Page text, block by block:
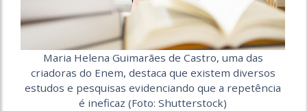
Maria Helena Guimarães de Castro, uma das
criadoras do Enem, destaca que existem diversos
estudos e pesquisas evidenciando que a repetência
é ineficaz (Foto: Shutterstock)